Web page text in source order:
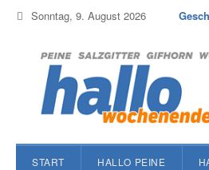
Sonntag, 9. August 2026
START HALLO PEINE